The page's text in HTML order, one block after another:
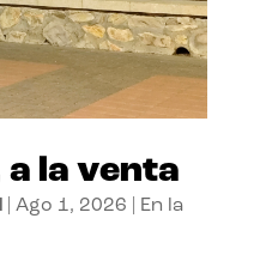
la venta
| Ago 1, 2026
En la